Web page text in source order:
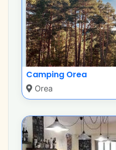
Camping Orea
Orea